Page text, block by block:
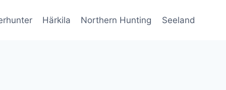
Härkila Northern Hunting Seeland